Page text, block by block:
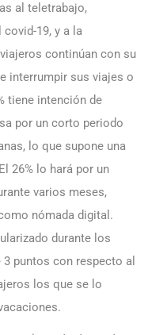
al teletrabajo,
19, y a la
continúan con su
interrumpir sus viajes o
tiene intención de
por un corto periodo
lo que supone una
26% lo hará por un
varios meses,
nómada digital.
durante los
puntos con respecto al
los que se lo